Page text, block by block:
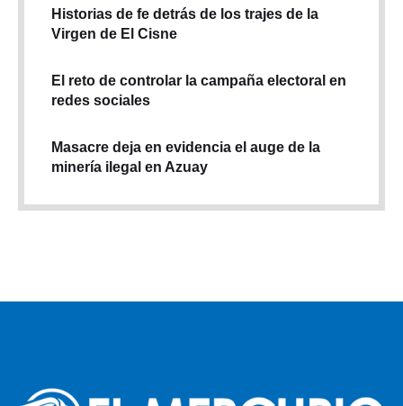
Historias de fe detrás de los trajes de la
Virgen de El Cisne
El reto de controlar la campaña electoral en
redes sociales
Masacre deja en evidencia el auge de la
minería ilegal en Azuay